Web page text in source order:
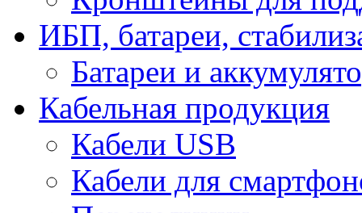
ИБП, батареи,
Батареи и
Кабельная продукция
Кабели USB
Кабели для